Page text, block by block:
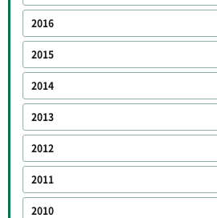
2016
2015
2014
2013
2012
2011
2010